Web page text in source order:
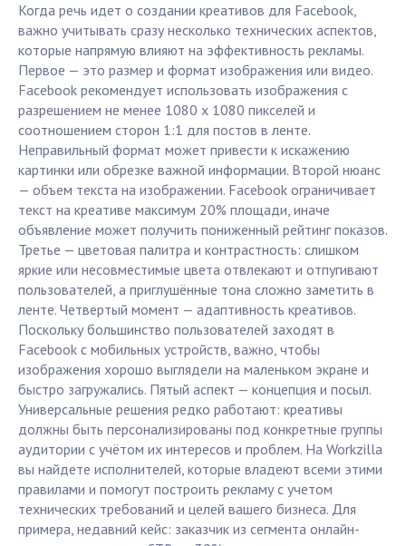
Когда речь идет о создании креативов для Facebook,
важно учитывать сразу несколько технических аспектов,
которые напрямую влияют на эффективность рекламы.
Первое — это размер и формат изображения или видео.
Facebook рекомендует использовать изображения с
разрешением не менее 1080 x 1080 пикселей и
соотношением сторон 1:1 для постов в ленте.
Неправильный формат может привести к искажению
картинки или обрезке важной информации. Второй нюанс
— объем текста на изображении. Facebook ограничивает
текст на креативе максимум 20% площади, иначе
объявление может получить пониженный рейтинг показов.
Третье — цветовая палитра и контрастность: слишком
яркие или несовместимые цвета отвлекают и отпугивают
пользователей, а приглушённые тона сложно заметить в
ленте. Четвертый момент — адаптивность креативов.
Поскольку большинство пользователей заходят в
Facebook с мобильных устройств, важно, чтобы
изображения хорошо выглядели на маленьком экране и
быстро загружались. Пятый аспект — концепция и посыл.
Универсальные решения редко работают: креативы
должны быть персонализированы под конкретные группы
аудитории с учётом их интересов и проблем. На Workzilla
вы найдете исполнителей, которые владеют всеми этими
правилами и помогут построить рекламу с учетом
технических требований и целей вашего бизнеса. Для
примера, недавний кейс: заказчик из сегмента онлайн-